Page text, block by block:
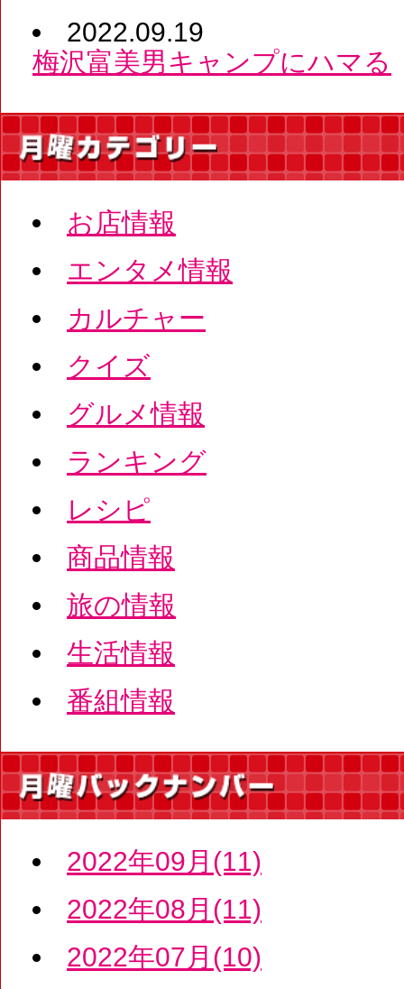
2022.09.19
梅沢富美男キャンプにハマる
お店情報
エンタメ情報
カルチャー
クイズ
グルメ情報
ランキング
レシピ
商品情報
旅の情報
生活情報
番組情報
2022年09月(11)
2022年08月(11)
2022年07月(10)